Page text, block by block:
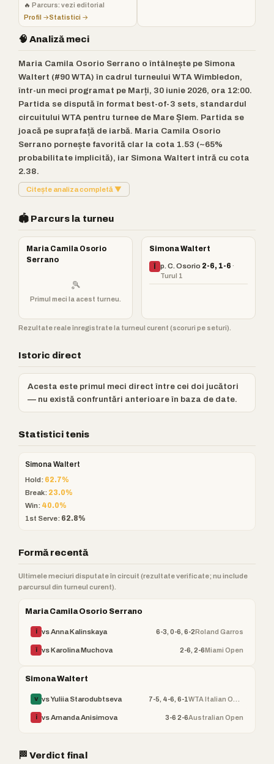
🔥 Parcurs: vezi editorial
Profil →Statistici →
🧠 Analiză meci
Maria Camila Osorio Serrano o întâlnește pe Simona
Waltert (#90 WTA) în cadrul turneului WTA Wimbledon,
într-un meci programat pe Marți, 30 iunie 2026, ora 12:00.
Partida se dispută în format best-of-3 sets, standardul
circuitului WTA pentru turnee de Mare Șlem. Partida se
joacă pe suprafață de iarbă. Maria Camila Osorio
Serrano pornește favorită clar la cota 1.53 (~65%
probabilitate implicită), iar Simona Waltert intră cu cota
2.38.
Citește analiza completă ▼
🏟️ Parcurs la turneu
Maria Camila Osorio
Serrano
🎾
Primul meci la acest turneu.
Simona Waltert
Î p. C. Osorio 2-6, 1-6 ·
Turul 1
Rezultate reale înregistrate la turneul curent (scoruri pe seturi).
Istoric direct
Acesta este primul meci direct între cei doi jucători
— nu există confruntări anterioare în baza de date.
Statistici tenis
Simona Waltert
Hold: 62.7%
Break: 23.0%
Win: 40.0%
1st Serve: 62.8%
Formă recentă
Ultimele meciuri disputate în circuit (rezultate verificate; nu include
parcursul din turneul curent).
Maria Camila Osorio Serrano
Î vs Anna Kalinskaya 6-3, 0-6, 6-2Roland Garros
Î vs Karolina Muchova 2-6, 2-6Miami Open
Simona Waltert
V vs Yuliia Starodubtseva 7-5, 4-6, 6-1
Î vs Amanda Anisimova 3-6 2-6Australian Open
🏁 Verdict final